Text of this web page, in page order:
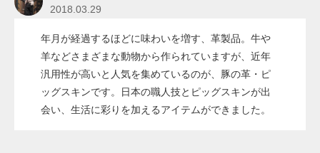
2018.03.29
年月が経過するほどに味わいを増す、革製品。牛や
羊などさまざまな動物から作られていますが、近年
汎用性が高いと人気を集めているのが、豚の革・ピ
ッグスキンです。日本の職人技とピッグスキンが出
会い、生活に彩りを加えるアイテムができました。